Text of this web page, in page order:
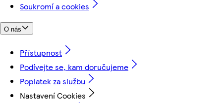
Soukromí a cookies
O nás
Přístupnost
Podívejte se, kam doručujeme
Poplatek za službu
Nastavení Cookies